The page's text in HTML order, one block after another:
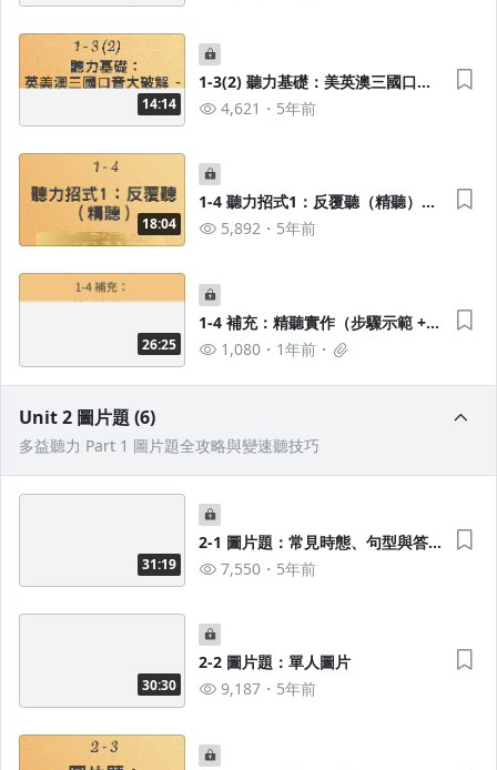
14:14
1-3(2) 聽力基礎：美英澳三國口音
大破解-母音篇+其他例外
4,621 5年前
18:04
1-4 聽力招式1：反覆聽（精聽）＋
美英澳口音高頻音檔使用訣竅與補
5,892 5年前
26:25
1-4 補充：精聽實作（步驟示範 +
練習題），改善「聽不懂但看得
1,080 1年前
Unit 2 圖片題 (6)
多益聽力 Part 1 圖片題全攻略與變速聽技巧
31:19
2-1 圖片題：常見時態、句型與答
題流程
7,550 5年前
30:30
2-2 圖片題：單人圖片
9,187
5年前